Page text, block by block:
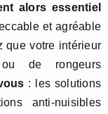
alors essentiel
et agréable
que votre intérieur
ou de rongeurs
: les solutions
anti-nuisibles